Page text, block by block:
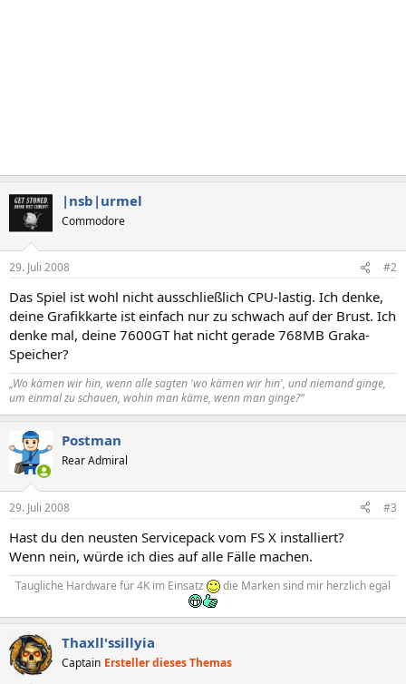
|nsb|urmel
Commodore
29. Juli 2008 #2
Das Spiel ist wohl nicht ausschließlich CPU-lastig. Ich denke,
deine Grafikkarte ist einfach nur zu schwach auf der Brust. Ich
denke mal, deine 7600GT hat nicht gerade 768MB Graka-
Speicher?
„Wo kämen wir hin, wenn alle sagten 'wo kämen wir hin', und niemand ginge,
um einmal zu schauen, wohin man käme, wenn man ginge?“
Postman
Rear Admiral
29. Juli 2008 #3
Hast du den neusten Servicepack vom FS X installiert?
Wenn nein, würde ich dies auf alle Fälle machen.
Taugliche Hardware für 4K im Einsatz die Marken sind mir herzlich egal
Thaxll'ssillyia
Captain Ersteller dieses Themas